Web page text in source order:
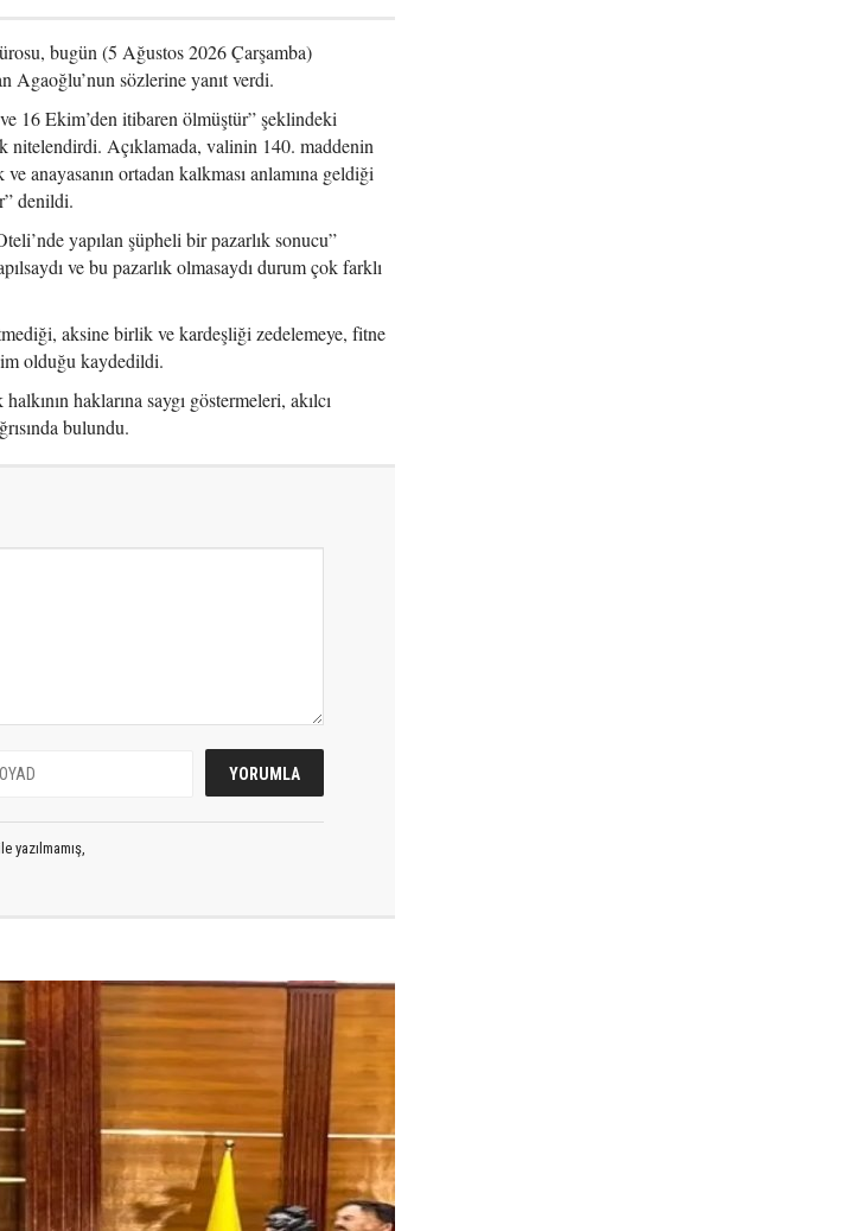
bugün (5 Ağustos 2026 Çarşamba)
Agaoğlu’nun sözlerine yanıt verdi.
16 Ekim’den itibaren ölmüştür” şeklindeki
nitelendirdi. Açıklamada, valinin 140. maddenin
anayasanın ortadan kalkması anlamına geldiği
denildi.
yapılan şüpheli bir pazarlık sonucu”
ve bu pazarlık olmasaydı durum çok farklı
aksine birlik ve kardeşliği zedelemeye, fitne
olduğu kaydedildi.
haklarına saygı göstermeleri, akılcı
bulundu.
yazılmamış,